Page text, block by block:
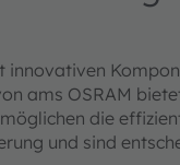
innovativen
ams OSRAM
die
und sind